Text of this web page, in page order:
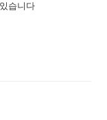
습니다